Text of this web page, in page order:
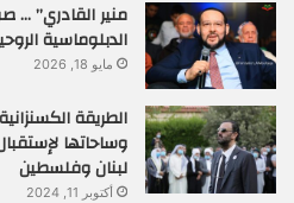
منير القادري” …
الدبلوماسية
مايو 18, 2026
الطريقة
وساحاتها
لبنان وفلسطين
أكتوبر 11, 2024